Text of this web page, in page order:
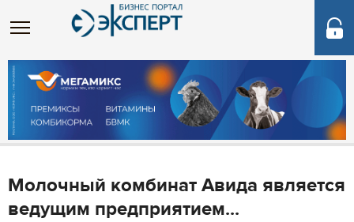
Молочный комбинат Авида является
ведущим предприятием...